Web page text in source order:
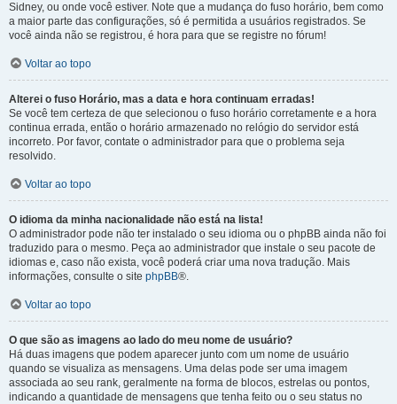
Sidney, ou onde você estiver. Note que a mudança do fuso horário, bem como
a maior parte das configurações, só é permitida a usuários registrados. Se
você ainda não se registrou, é hora para que se registre no fórum!
Voltar ao topo
Alterei o fuso Horário, mas a data e hora continuam erradas!
Se você tem certeza de que selecionou o fuso horário corretamente e a hora
continua errada, então o horário armazenado no relógio do servidor está
incorreto. Por favor, contate o administrador para que o problema seja
resolvido.
Voltar ao topo
O idioma da minha nacionalidade não está na lista!
O administrador pode não ter instalado o seu idioma ou o phpBB ainda não foi
traduzido para o mesmo. Peça ao administrador que instale o seu pacote de
idiomas e, caso não exista, você poderá criar uma nova tradução. Mais
informações, consulte o site phpBB®.
Voltar ao topo
O que são as imagens ao lado do meu nome de usuário?
Há duas imagens que podem aparecer junto com um nome de usuário
quando se visualiza as mensagens. Uma delas pode ser uma imagem
associada ao seu rank, geralmente na forma de blocos, estrelas ou pontos,
indicando a quantidade de mensagens que tenha feito ou o seu status no